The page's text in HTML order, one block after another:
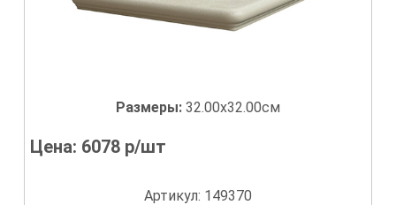
Размеры: 32.00x32.00см
Цена: 6078 р/шт
Артикул: 149370